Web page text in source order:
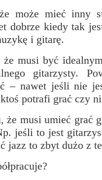
może mieć inny
dobrze kiedy tak
i gitarę.
musi być
gitarzysty.
– nawet jeśli nie
potrafi grać czy
że musi umieć grać
jeśli to jest
jazz to zbyt dużo z